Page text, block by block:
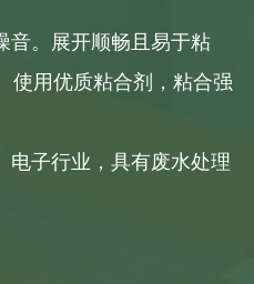
音。展开顺畅且易于粘
使用优质粘合剂，粘合强
电子行业，具有废水处理